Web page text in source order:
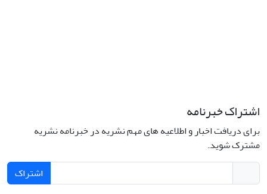
اشتراک خبرنامه
برای دریافت اخبار و اطلاعیه های مهم نشریه در خبرنامه نشریه
مشترک شوید.
اشتراک